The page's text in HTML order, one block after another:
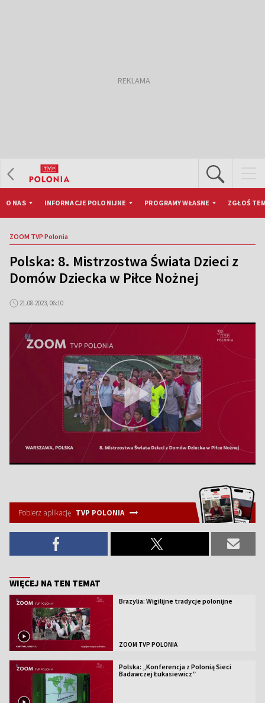
O NAS INFORMACJE POLONIJNE PROGRAMY WŁASNE ZGŁOŚ
ZOOM TVP Polonia
Polska: 8. Mistrzostwa Świata Dzieci z
Domów Dziecka w Piłce Nożnej
21.08.2023, 06:10
Pobierz aplikację TVP POLONIA
WIĘCEJ NA TEN TEMAT
Brazylia: Wigilijne tradycje polonijne
ZOOM TVP POLONIA
Polska: „Konferencja z Polonią Sieci
Badawczej Łukasiewicz”